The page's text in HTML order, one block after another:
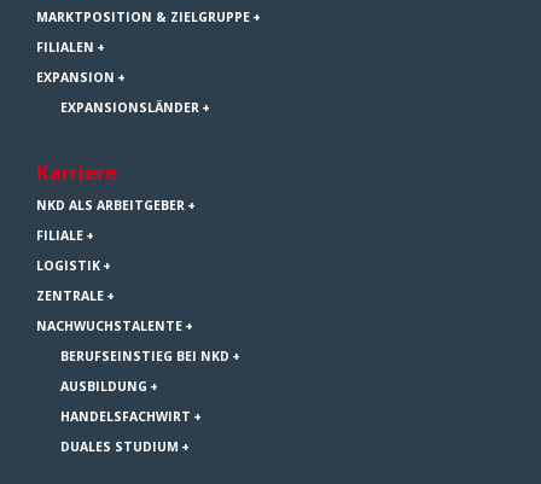
MARKTPOSITION & ZIELGRUPPE
FILIALEN
EXPANSION
EXPANSIONSLÄNDER
Karriere
NKD ALS ARBEITGEBER
FILIALE
LOGISTIK
ZENTRALE
NACHWUCHSTALENTE
BERUFSEINSTIEG BEI NKD
AUSBILDUNG
HANDELSFACHWIRT
DUALES STUDIUM